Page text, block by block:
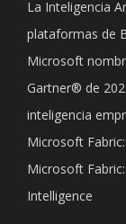
La Inteligencia
plataformas de
Microsoft
Gartner® de
inteligencia
Microsoft
Microsoft
Intelligence